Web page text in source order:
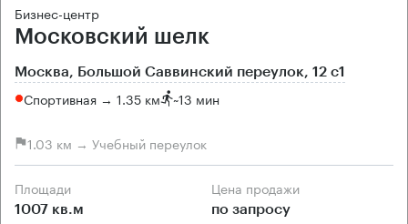
Бизнес-центр
Московский шелк
Москва, Большой Саввинский переулок, 12 с1
Спортивная → 1.35 км ~13 мин
1.03 км → Учебный переулок
Площади
1007 кв.м
Цена продажи
по запросу